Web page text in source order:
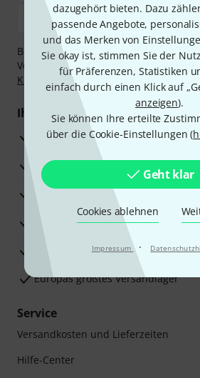
dazugehört bieten. Dazu
passende Angebote,
und das Merken von
Sie okay ist, stimmen Sie der
für Präferenzen, Statistiken
einfach durch einen Klick auf
anzeigen).
Sie können Ihre erteilte
über die Cookie-Einstellungen (
Geht klar
Cookies ablehnen
Impressum ·
Bezahlen Sie vertraulich und sicher
Vorkasse, PayPal, Amazon Pay, Klarna
Klarna Ratenzahlungoder
Ihre Vorteile
3 Jahre Thomann Garantie
30 Tage Money-Back-Garantie
Reparaturservice
Beratung durch Fachexperten
Zufriedenheitsgarantie
Europas größtes Versandlager
Service
Versandkosten und Lieferzeiten
Hilfe-Center